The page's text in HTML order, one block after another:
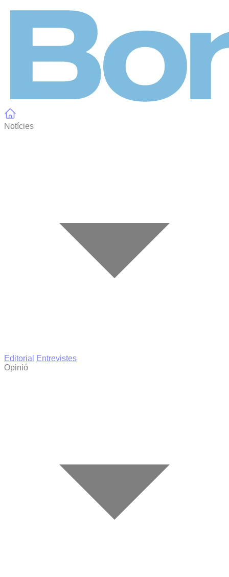
Notícies
Editorial
Entrevistes
Opinió